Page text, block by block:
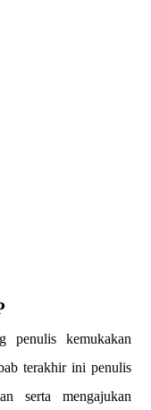
penulis kemukakan
terakhir ini penulis
serta mengajukan